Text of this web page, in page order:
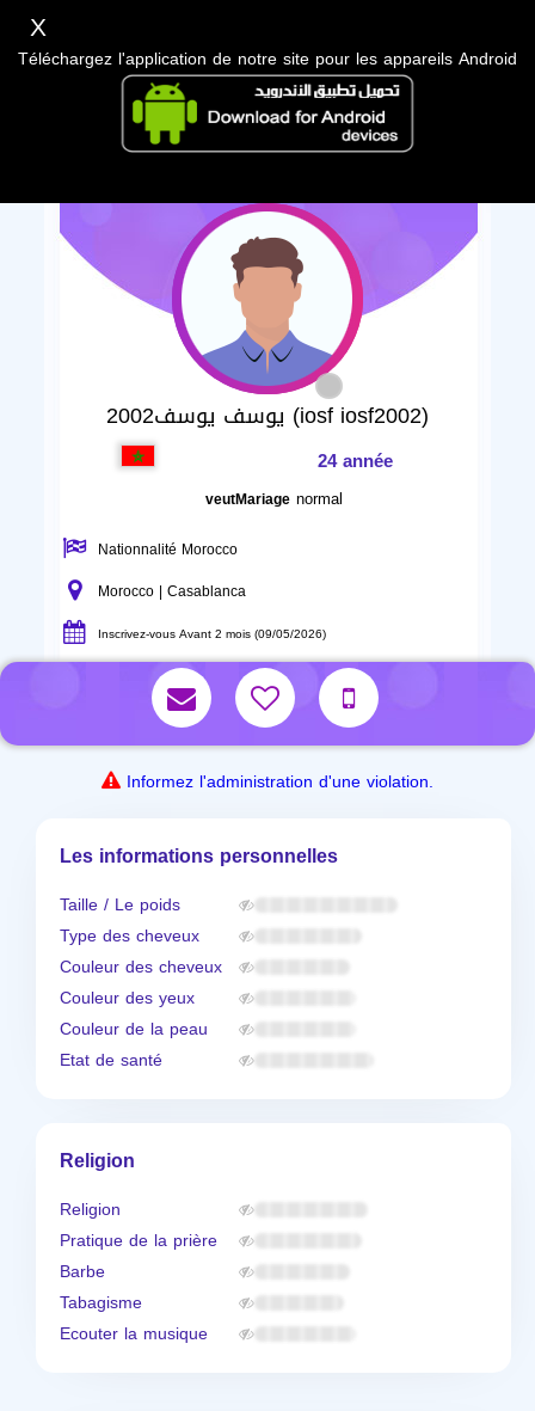
يوسف يوسف2002 (iosf iosf2002)
24 année
veutMariage normal
Nationnalité Morocco
Morocco | Casablanca
Inscrivez-vous Avant 2 mois (09/05/2026)
Informez l'administration d'une violation.
Les informations personnelles
Taille / Le poids
Type des cheveux
Couleur des cheveux
Couleur des yeux
Couleur de la peau
Etat de santé
Religion
Religion
Pratique de la prière
Barbe
Tabagisme
Ecouter la musique
X
Téléchargez l'application de notre site pour les appareils Android